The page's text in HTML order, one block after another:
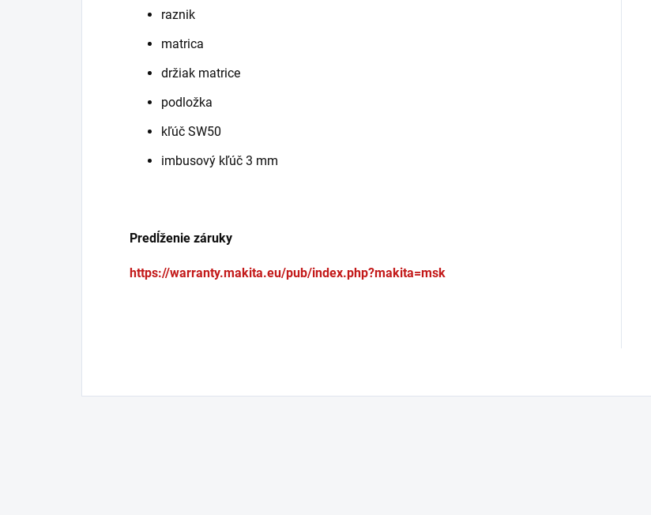
raznik
matrica
držiak matrice
podložka
kľúč SW50
imbusový kľúč 3 mm
Predĺženie záruky
https://warranty.makita.eu/pub/index.php?makita=msk